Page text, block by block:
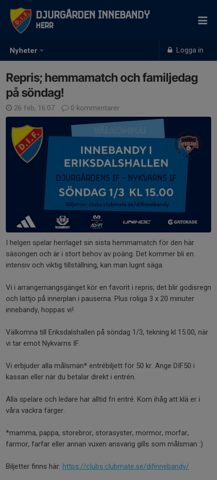
Nyheter Logga in
Djurgården Innebandy
Herr
Repris; hemmamatch och familjedag
på söndag!
26 feb, 16:07 0 kommentarer
I helgen spelar herrlaget sin sista hemmamatch för den här
säsongen och är i stort behov av poäng. Det kommer bli en
intensiv och viktig tillställning, kan man lugnt säga.
Vi i arrangemangsgänget kör en favorit i repris; det blir godisregn
och lattjo på innerplan i pauserna. Plus roliga 3 x 20 minuter
innebandy, hoppas vi!
Välkomna till Eriksdalshallen på söndag 1/3, tekning kl 15.00, när
vi tar emot Nykvarns IF.
Vi erbjuder alla målsmän* entrébiljett för 50 kr. Ange DIF50 i
kassan eller när du betalar direkt i entrén.
Alla spelare och ledare har alltid fri entré. Kom ihåg att klä er i
våra vackra färger.
*mamma, pappa, storebror, storasyster, mormor, morfar,
farmor, farfar eller annan vuxen ansvarig gills som målsman :)
Biljetter finns här: https://clubs.clubmate.se/difinnebandy/